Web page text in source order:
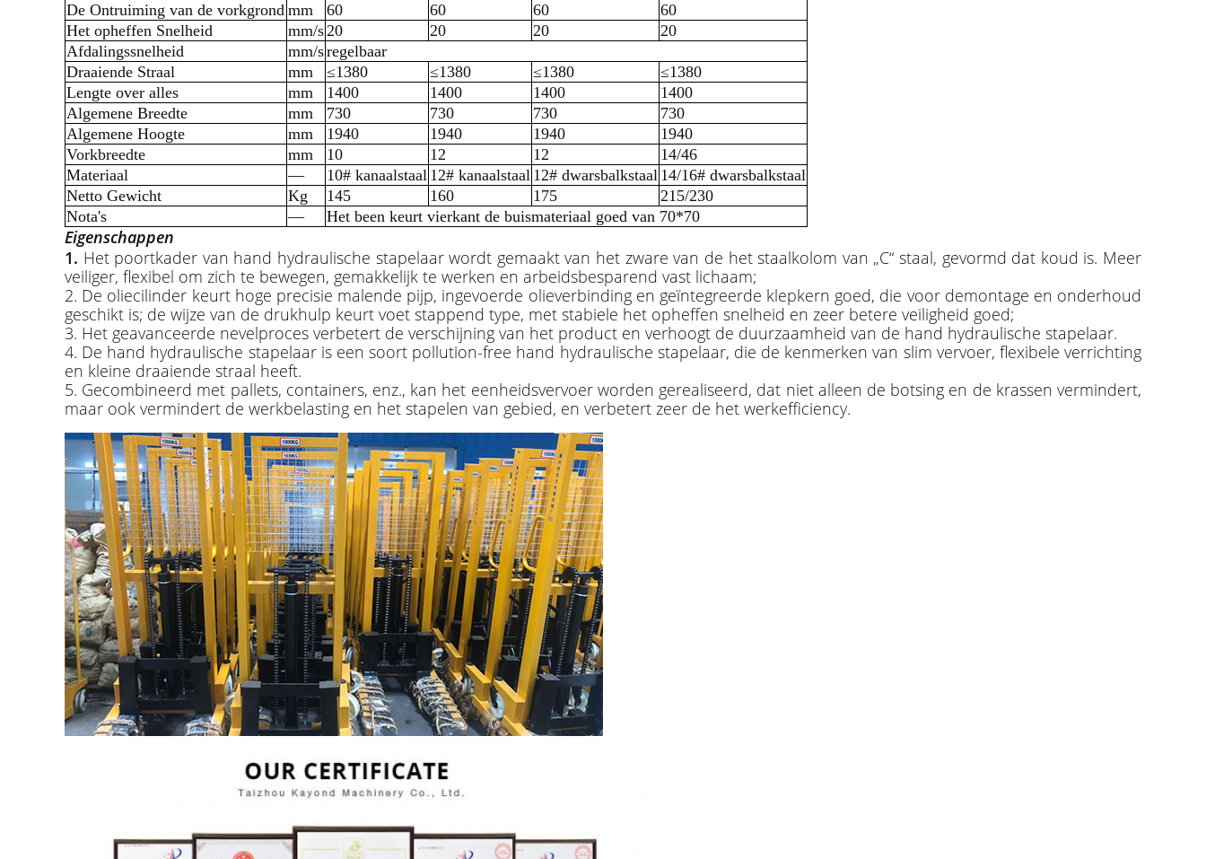
De Ontruiming van de vorkgrond mm 60 60 60
60
Het opheffen Snelheid
mm/s20 20 20
20
Afdalingssnelheid
mm/sregelbaar
Draaiende Straal
mm ≤1380 ≤1380 ≤1380
≤1380
Lengte over alles
mm 1400 1400 1400
1400
Algemene Breedte
mm 730 730 730
730
Algemene Hoogte
mm 1940 1940 1940
1940
Vorkbreedte
mm 10 12 12
14/46
Materiaal
— 10# kanaalstaal 12# kanaalstaal 12# dwarsbalkstaal 14/16# dwarsbalkstaal
Netto Gewicht
Kg 145 160 175
215/230
Nota's
— Het been keurt vierkant de buismateriaal goed van 70*70
Eigenschappen
1. Het poortkader van hand hydraulische stapelaar wordt gemaakt van het zware van de het staalkolom van „C“ staal, gevormd dat koud is. Meer
veiliger, flexibel om zich te bewegen, gemakkelijk te werken en arbeidsbesparend vast lichaam;
2. De oliecilinder keurt hoge precisie malende pijp, ingevoerde olieverbinding en geïntegreerde klepkern goed, die voor demontage en onderhoud
geschikt is; de wijze van de drukhulp keurt voet stappend type, met stabiele het opheffen snelheid en zeer betere veiligheid goed;
3. Het geavanceerde nevelproces verbetert de verschijning van het product en verhoogt de duurzaamheid van de hand hydraulische stapelaar.
4. De hand hydraulische stapelaar is een soort pollution-free hand hydraulische stapelaar, die de kenmerken van slim vervoer, flexibele verrichting
en kleine draaiende straal heeft.
5. Gecombineerd met pallets, containers, enz., kan het eenheidsvervoer worden gerealiseerd, dat niet alleen de botsing en de krassen vermindert,
maar ook vermindert de werkbelasting en het stapelen van gebied, en verbetert zeer de het werkefficiency.